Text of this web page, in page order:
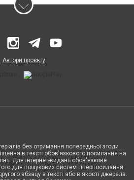
Автори проєкту
без отримання попередньої згоди
в тексті обов'язкового посилання на
Для інтернет-видань обов'язкове
для пошукових систем гіперпосилання
абзацу в тексті або в якості джерела.